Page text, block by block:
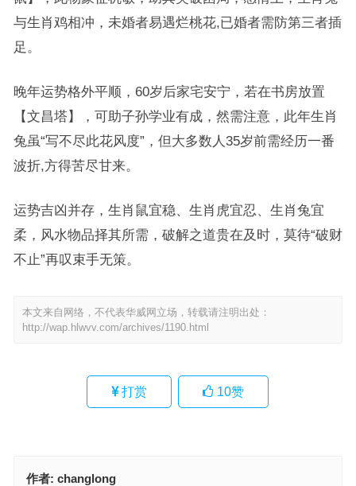
与生肖鸡相冲，未婚者易遇烂桃花,已婚者需防第三者插
足。
晚年运势格外平顺，60岁后家宅安宁，若在书房放置
【文昌塔】，可助子孙学业有成，然需注意，此年生肖
兔虽“写不尽此花风度”，但大多数人35岁前需经历一番
波折,方得苦尽甘来。
运势吉凶并存，生肖鼠宜稳、生肖虎宜忍、生肖兔宜
柔，风水物品择其所需，破解之道贵在及时，莫待“破财
不止”再叹束手无策。
本文来自网络，不代表华威网立场，转载请注明出处：
http://wap.hlwvv.com/archives/1190.html
打赏 10赞
作者: changlong